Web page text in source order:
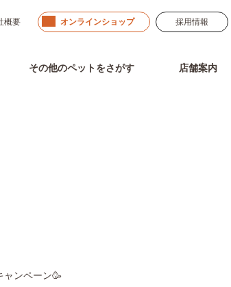
概要 オンラインショップ 採用情報
その他のペットをさがす 店舗案内
ャンペーン🥳